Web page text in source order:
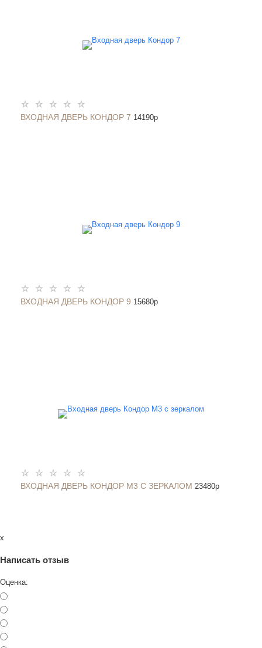
ВХОДНАЯ ДВЕРЬ КОНДОР 7 14190p
ВХОДНАЯ ДВЕРЬ КОНДОР 9 15680p
ВХОДНАЯ ДВЕРЬ КОНДОР М3 С ЗЕРКАЛОМ 23480p
x
Написать отзыв
Оценка: